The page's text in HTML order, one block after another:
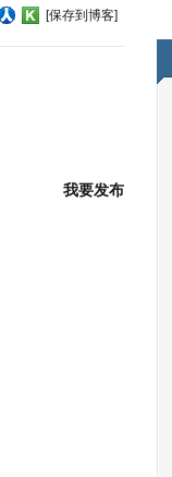
[保存到博客]
我要发布